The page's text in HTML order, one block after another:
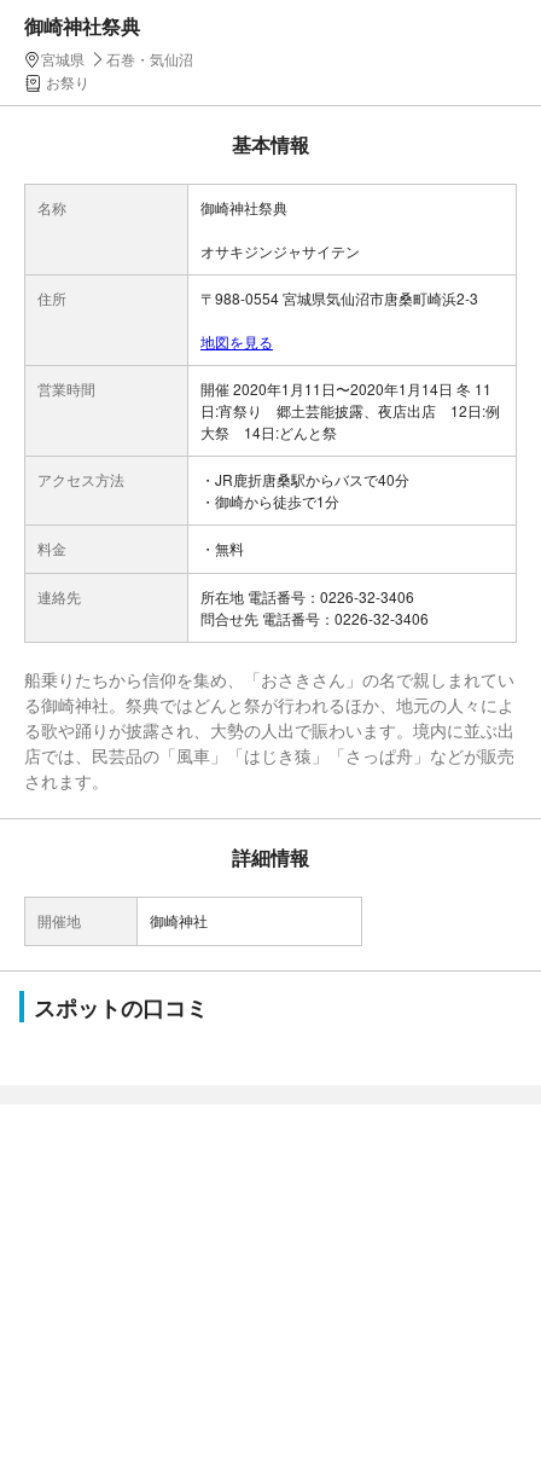
御崎神社祭典
宮城県
石巻・気仙沼
お祭り
基本情報
名称 御崎神社祭典
オサキジンジャサイテン
住所 〒988-0554 宮城県気仙沼市唐桑町崎浜2-3
地図を見る
営業時間
開催 2020年1月11日〜2020年1月14日 冬 11
日:宵祭り 郷土芸能披露、夜店出店 12日:例
大祭 14日:どんと祭
アクセス方法
・JR鹿折唐桑駅からバスで40分
・御崎から徒歩で1分
料金 ・無料
連絡先
所在地 電話番号：0226-32-3406
問合せ先 電話番号：0226-32-3406
船乗りたちから信仰を集め、「おさきさん」の名で親しまれてい
る御崎神社。祭典ではどんと祭が行われるほか、地元の人々によ
る歌や踊りが披露され、大勢の人出で賑わいます。境内に並ぶ出
店では、民芸品の「風車」「はじき猿」「さっぱ舟」などが販売
されます。
詳細情報
開催地 御崎神社
スポットの口コミ